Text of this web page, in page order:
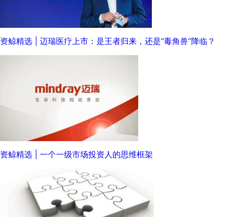
资鲸精选 | 迈瑞医疗上市：是王者归来，还是“毒角兽”降临？
资鲸精选 | 一个一级市场投资人的思维框架